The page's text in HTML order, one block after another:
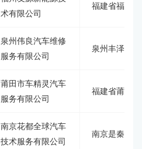
术有限公司
福建省福州
泉州伟良汽车维修
服务有限公司
泉州丰泽区
莆田市车精灵汽车
服务有限公司
福建省莆田
南京花都全球汽车
技术服务有限公司
南京是秦淮